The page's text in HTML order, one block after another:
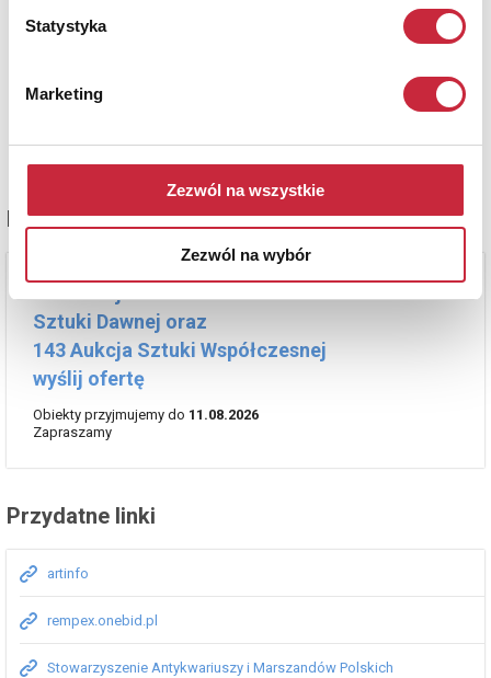
Statystyka
Marketing
Zezwól na wszystkie
Zezwól na wybór
Agata Turecka
Przyjmujemy obiekty na:
Sztuki Dawnej oraz
143 Aukcja Sztuki Współczesnej
wyślij ofertę
Obiekty przyjmujemy do 11.08.2026
Zapraszamy
Przydatne linki
artinfo
rempex.onebid.pl
Stowarzyszenie Antykwariuszy i Marszandów Polskich